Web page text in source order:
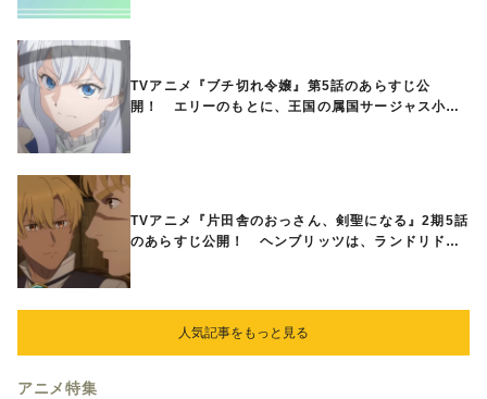
TVアニメ『ブチ切れ令嬢』第5話のあらすじ公
開！ エリーのもとに、王国の属国サージャス小王
TVアニメ『片田舎のおっさん、剣聖になる』2期5話
のあらすじ公開！ ヘンブリッツは、ランドリドに
人気記事をもっと見る
アニメ特集